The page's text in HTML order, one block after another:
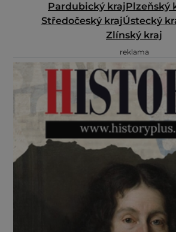
Pardubický krajPlzeňský
Středočeský krajÚstecký
Zlínský kraj
reklama